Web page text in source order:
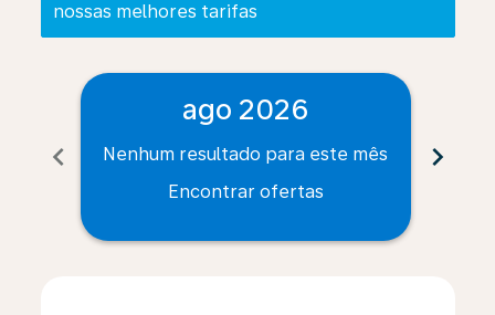
nossas melhores tarifas
chevron_left
ago 2026
Nenhum resultado para este mês
Encontrar ofertas
chevron_right